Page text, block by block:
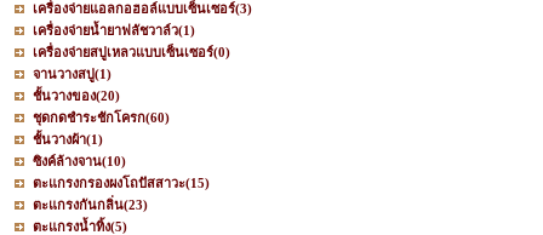
เครื่องจ่ายแอลกอฮอล์แบบเซ็นเซอร์(3)
เครื่องจ่ายน้ำยาฟลัชวาล์ว(1)
เครื่องจ่ายสบู่เหลวแบบเซ็นเซอร์(0)
จานวางสบู่(1)
ชั้นวางของ(20)
ชุดกดชำระชักโครก(60)
ชั้นวางผ้า(1)
ซิงค์ล้างจาน(10)
ตะแกรงกรองผงโถปัสสาวะ(15)
ตะแกรงกันกลิ่น(23)
ตะแกรงน้ำทิ้ง(5)